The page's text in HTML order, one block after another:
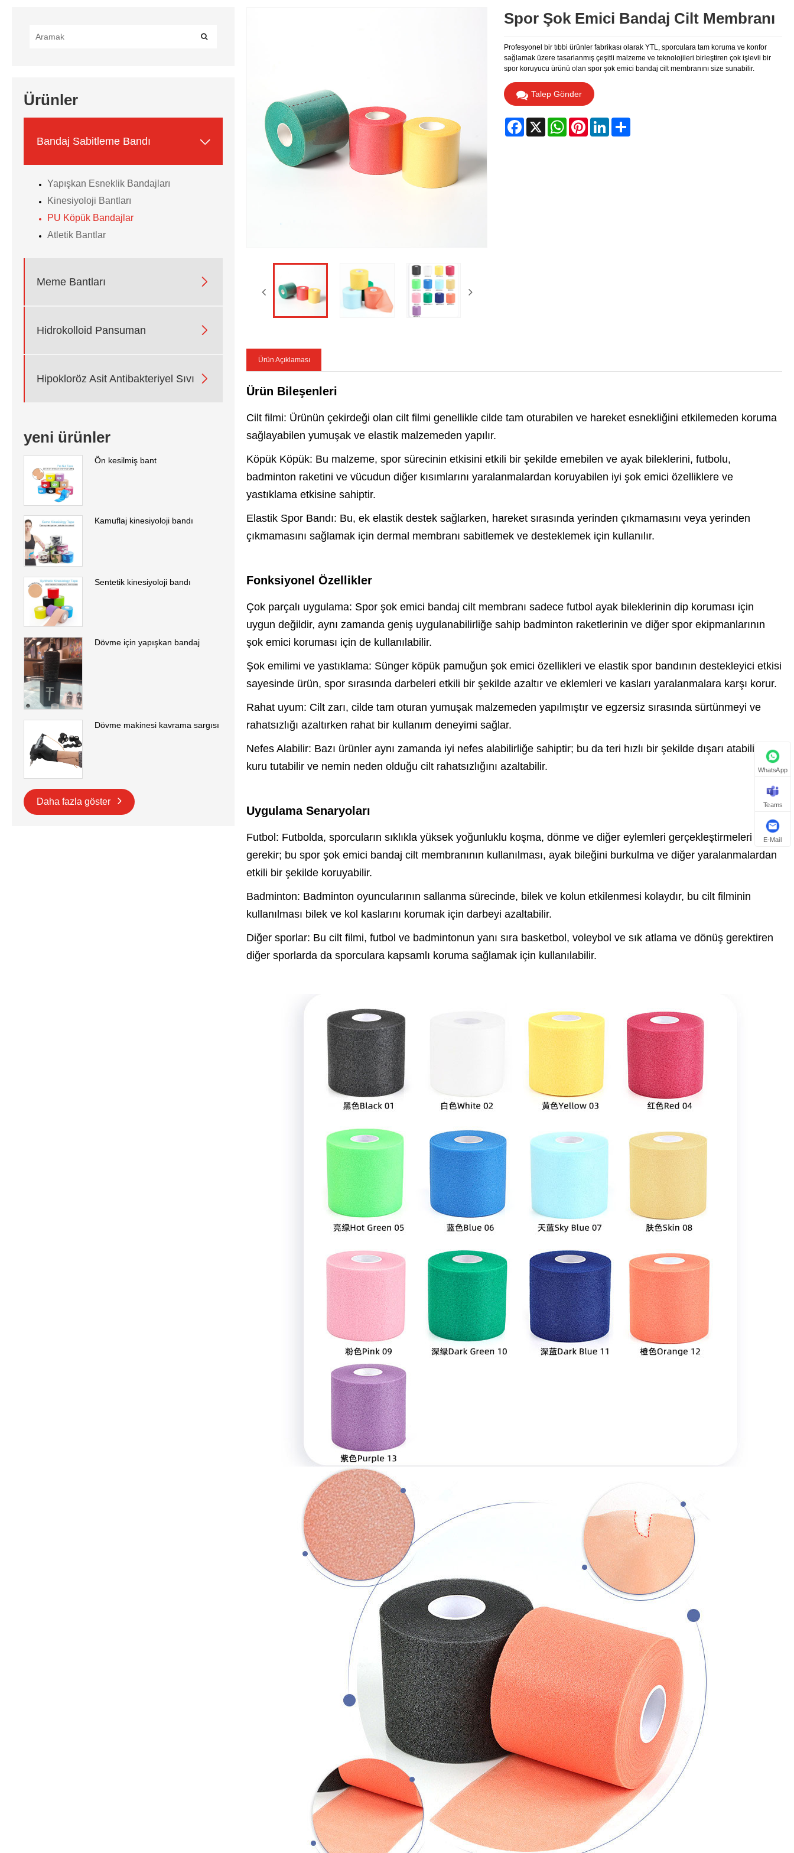
Ürünler
Bandaj Sabitleme Bandı 
Yapışkan Esneklik Bandajları
Kinesiyoloji Bantları
PU Köpük Bandajlar
Atletik Bantlar
Meme Bantları 
Hidrokolloid Pansuman 
Hipokloröz Asit Antibakteriyel Sıvı 
yeni ürünler
Ön kesilmiş bant
Kamuflaj kinesiyoloji bandı
Sentetik kinesiyoloji bandı
Dövme için yapışkan bandaj
Dövme makinesi kavrama sargısı
Daha fazla göster
Spor Şok Emici Bandaj Cilt Membranı
Profesyonel bir tıbbi ürünler fabrikası olarak YTL, sporculara tam koruma ve konfor
sağlamak üzere tasarlanmış çeşitli malzeme ve teknolojileri birleştiren çok işlevli bir
spor koruyucu ürünü olan spor şok emici bandaj cilt membranını size sunabilir.
Talep Gönder
Facebook WhatsAppPinterestLinkedIn
Ürün Açıklaması
Ürün Bileşenleri
Cilt filmi: Ürünün çekirdeği olan cilt filmi genellikle cilde tam oturabilen ve hareket esnekliğini etkilemeden koruma
sağlayabilen yumuşak ve elastik malzemeden yapılır.
Köpük Köpük: Bu malzeme, spor sürecinin etkisini etkili bir şekilde emebilen ve ayak bileklerini, futbolu,
badminton raketini ve vücudun diğer kısımlarını yaralanmalardan koruyabilen iyi şok emici özelliklere ve
yastıklama etkisine sahiptir.
Elastik Spor Bandı: Bu, ek elastik destek sağlarken, hareket sırasında yerinden çıkmamasını veya yerinden
çıkmamasını sağlamak için dermal membranı sabitlemek ve desteklemek için kullanılır.
Fonksiyonel Özellikler
Çok parçalı uygulama: Spor şok emici bandaj cilt membranı sadece futbol ayak bileklerinin dip koruması için
uygun değildir, aynı zamanda geniş uygulanabilirliğe sahip badminton raketlerinin ve diğer spor ekipmanlarının
şok emici koruması için de kullanılabilir.
Şok emilimi ve yastıklama: Sünger köpük pamuğun şok emici özellikleri ve elastik spor bandının destekleyici etkisi
sayesinde ürün, spor sırasında darbeleri etkili bir şekilde azaltır ve eklemleri ve kasları yaralanmalara karşı korur.
Rahat uyum: Cilt zarı, cilde tam oturan yumuşak malzemeden yapılmıştır ve egzersiz sırasında sürtünmeyi ve
rahatsızlığı azaltırken rahat bir kullanım deneyimi sağlar.
Nefes Alabilir: Bazı ürünler aynı zamanda iyi nefes alabilirliğe sahiptir; bu da teri hızlı bir şekilde dışarı atabilir, cildi
kuru tutabilir ve nemin neden olduğu cilt rahatsızlığını azaltabilir.
Uygulama Senaryoları
Futbol: Futbolda, sporcuların sıklıkla yüksek yoğunluklu koşma, dönme ve diğer eylemleri gerçekleştirmeleri
gerekir; bu spor şok emici bandaj cilt membranının kullanılması, ayak bileğini burkulma ve diğer yaralanmalardan
etkili bir şekilde koruyabilir.
Badminton: Badminton oyuncularının sallanma sürecinde, bilek ve kolun etkilenmesi kolaydır, bu cilt filminin
kullanılması bilek ve kol kaslarını korumak için darbeyi azaltabilir.
Diğer sporlar: Bu cilt filmi, futbol ve badmintonun yanı sıra basketbol, ​​voleybol ve sık atlama ve dönüş gerektiren
diğer sporlarda da sporculara kapsamlı koruma sağlamak için kullanılabilir.
WhatsApp
Teams
E-Mail